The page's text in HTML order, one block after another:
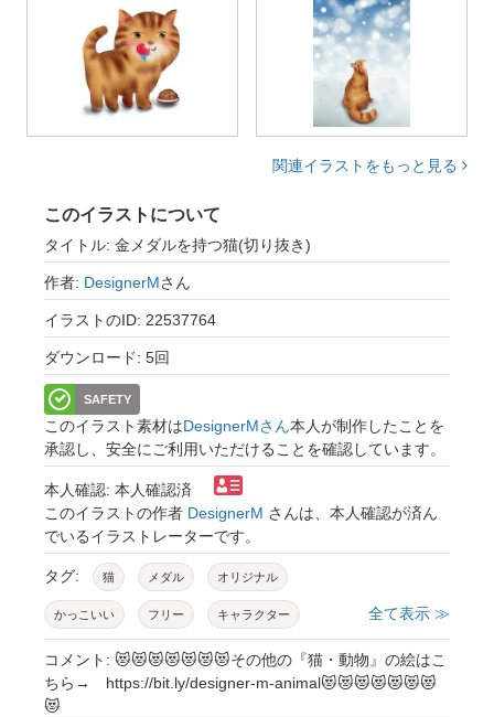
関連イラストをもっと見る
このイラストについて
タイトル: 金メダルを持つ猫(切り抜き)
作者: DesignerMさん
イラストのID: 22537764
ダウンロード: 5回
SAFETY
このイラスト素材はDesignerMさん本人が制作したことを
承認し、安全にご利用いただけることを確認しています。
本人確認: 本人確認済
このイラストの作者 DesignerM さんは、本人確認が済ん
でいるイラストレーターです。
タグ: 猫 メダル オリジナル
かっこいい フリー キャラクター
子供向け アイコン アイキャッチ
楽しい 明るい キッズ ほのぼの
全て表示 ≫
コメント: 😻😻😻😻😻😻😻その他の『猫・動物』の絵はこ
ちら→ https://bit.ly/designer-m-animal😻😻😻😻😻😻😻
😻